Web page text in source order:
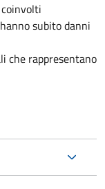
subito danni
che rappresentano